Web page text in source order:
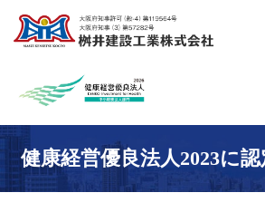
健康経営優良法人2023に